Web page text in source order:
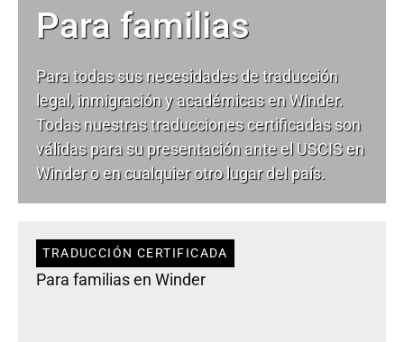
Para familias
Para todas sus necesidades detraducción
legal, inmigración y académicas en Winder.
Todas nuestras traducciones certificadas son
válidas para su presentación ante el USCIS en
Winder o en cualquier otro lugar del país.
TRADUCCIÓN CERTIFICADA
Para familias en Winder